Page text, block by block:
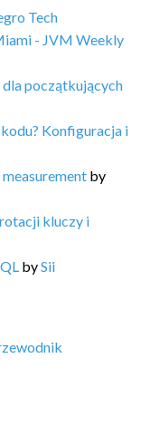
Tech
- JVM Weekly
początkujących
Konfiguracja i
by
kluczy i
bySii